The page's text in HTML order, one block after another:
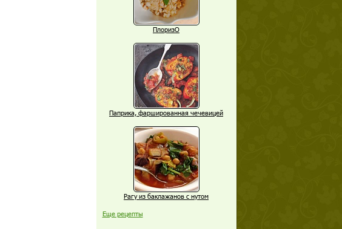
ПлоризО
Паприка, фаршированная чечевицей
Рагу из баклажанов с нутом
Еще рецепты